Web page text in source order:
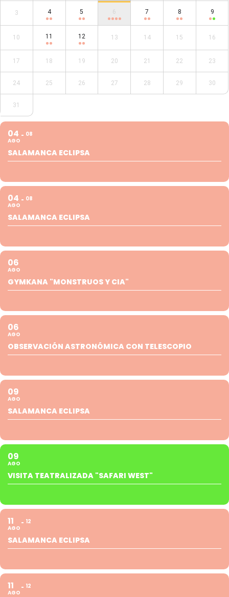
3 4 5 6 7 8 9
10 11 12 13 14 15 16
17 18 19 20 21 22 23
24 25 26 27 28 29 30
31
04
AGO
08
SALAMANCA ECLIPSA
04
AGO
08
SALAMANCA ECLIPSA
06
AGO
GYMKANA "MONSTRUOS Y CIA"
06
AGO
OBSERVACIÓN ASTRONÓMICA CON TELESCOPIO
09
AGO
SALAMANCA ECLIPSA
09
AGO
VISITA TEATRALIZADA "SAFARI WEST"
11
AGO
12
SALAMANCA ECLIPSA
11
AGO
12